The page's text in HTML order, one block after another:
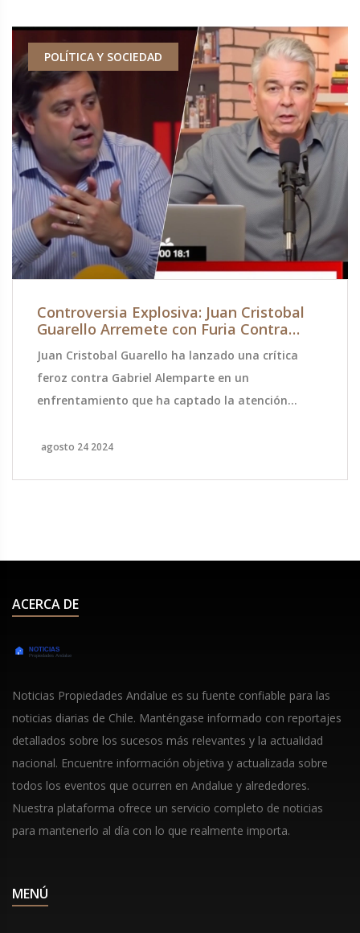
POLÍTICA Y SOCIEDAD
Controversia Explosiva: Juan Cristobal
Guarello Arremete con Furia Contra
Juan Cristobal Guarello ha lanzado una crítica
feroz contra Gabriel Alemparte en un
enfrentamiento que ha captado la atención
serias y un tono muy duro, expone profundos
agosto 24 2024
ACERCA DE
Noticias Propiedades Andalue es su fuente confiable para las
noticias diarias de Chile. Manténgase informado con reportajes
detallados sobre los sucesos más relevantes y la actualidad
nacional. Encuentre información objetiva y actualizada sobre
todos los eventos que ocurren en Andalue y alrededores.
Nuestra plataforma ofrece un servicio completo de noticias
para mantenerlo al día con lo que realmente importa.
MENÚ